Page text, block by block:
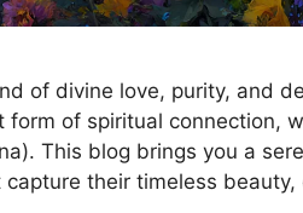
of divine love, purity, and
of spiritual connection,
This blog brings you a
their timeless beauty,